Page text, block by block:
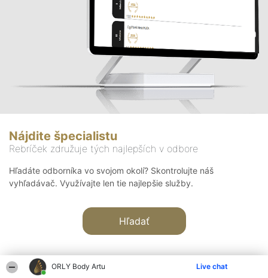
ORLY Body Artu Live chat
Nájdite špecialistu
Rebríček združuje tých najlepších v odbore
Hľadáte odborníka vo svojom okolí? Skontrolujte náš
vyhľadávač. Využívajte len tie najlepšie služby.
Hľadať